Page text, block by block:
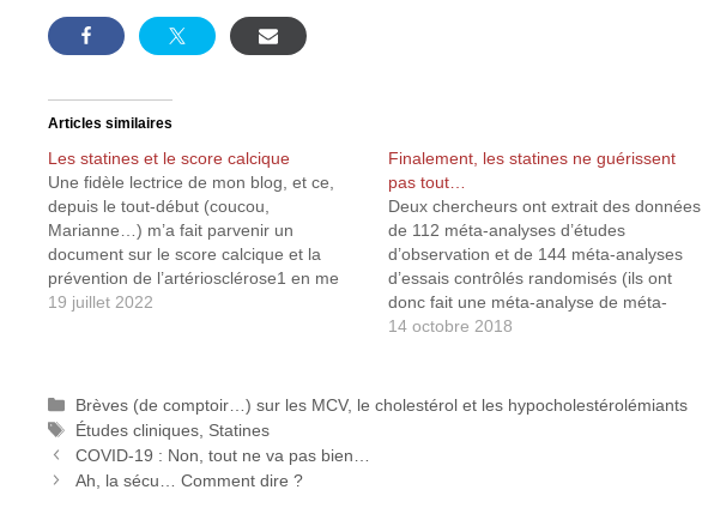
Articles similaires
Les statines et le score calcique
Une fidèle lectrice de mon blog, et ce,
depuis le tout-début (coucou,
Marianne…) m’a fait parvenir un
document sur le score calcique et la
prévention de l’artériosclérose1 en me
demandant si je pouvais lui fournir plus
19 juillet 2022
Finalement, les statines ne guérissent
pas tout…
Deux chercheurs ont extrait des données
de 112 méta-analyses d’études
d’observation et de 144 méta-analyses
d’essais contrôlés randomisés (ils ont
donc fait une méta-analyse de méta-
analyses...) afin d’évaluer la quantité, la
résultats des statines et leur efficacité sur
14 octobre 2018
Catégories
Brèves (de comptoir…) sur les MCV, le cholestérol et les hypocholestérolémiants
Étiquettes
Études cliniques Statines
COVID-19 : Non, tout ne va pas bien…
Ah, la sécu… Comment dire ?